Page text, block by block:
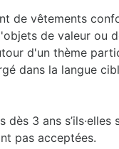
de vêtements
de valeur ou
d'un thème
dans la langue
3 ans s’ils·elles
pas acceptées.